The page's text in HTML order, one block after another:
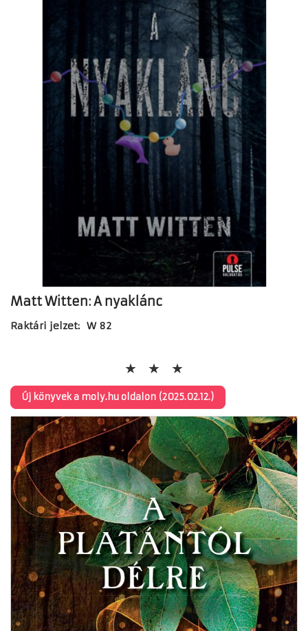
Matt Witten: A nyaklánc
Raktári jelzet: W 82
Új könyvek a moly.hu oldalon (2025.02.12.)